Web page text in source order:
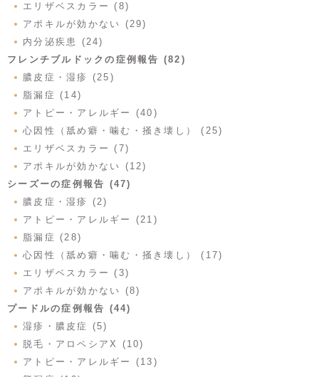
エリザベスカラー (8)
アポキルが効かない (29)
内分泌疾患 (24)
フレンチブルドックの症例報告 (82)
膿皮症・湿疹 (25)
脂漏症 (14)
アトピー・アレルギー (40)
心因性（舐め癖・噛む・掻き壊し） (25)
エリザベスカラー (7)
アポキルが効かない (12)
シーズーの症例報告 (47)
膿皮症・湿疹 (2)
アトピー・アレルギー (21)
脂漏症 (28)
心因性（舐め癖・噛む・掻き壊し） (17)
エリザベスカラー (3)
アポキルが効かない (8)
プードルの症例報告 (44)
湿疹・膿皮症 (5)
脱毛・アロペシアX (10)
アトピー・アレルギー (13)